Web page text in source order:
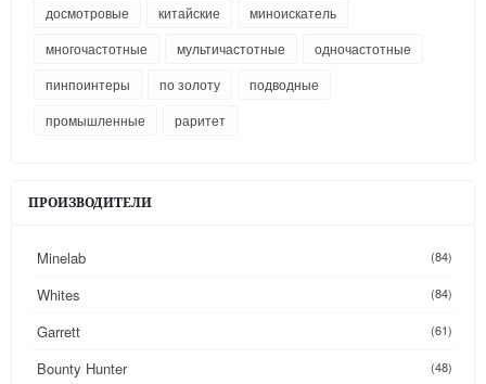
досмотровые
китайские
миноискатель
многочастотные
мультичастотные
одночастотные
пинпоинтеры
по золоту
подводные
промышленные
раритет
ПРОИЗВОДИТЕЛИ
Minelab (84)
Whites (84)
Garrett (61)
Bounty Hunter (48)